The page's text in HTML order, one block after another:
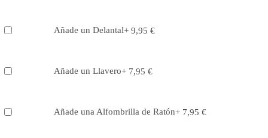
Añade un Delantal+ 9,95 €
Añade un Llavero+ 7,95 €
Añade una Alfombrilla de Ratón+ 7,95 €